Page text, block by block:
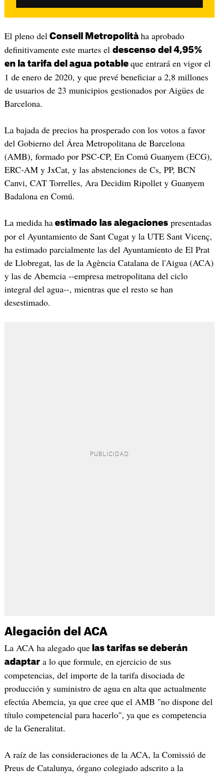
El pleno del Consell Metropolità ha aprobado
definitivamente este martes el descenso del 4,95%
en la tarifa del agua potable que entrará en vigor el
1 de enero de 2020, y que prevé beneficiar a 2,8 millones
de usuarios de 23 municipios gestionados por Aigües de
Barcelona.
La bajada de precios ha prosperado con los votos a favor
del Gobierno del Área Metropolitana de Barcelona
(AMB), formado por PSC-CP, En Comú Guanyem (ECG),
ERC-AM y JxCat, y las abstenciones de Cs, PP, BCN
Canvi, CAT Torrelles, Ara Decidim Ripollet y Guanyem
Badalona en Comú.
La medida ha estimado las alegacionespresentadas
por el Ayuntamiento de Sant Cugat y la UTE Sant Vicenç,
ha estimado parcialmente las del Ayuntamiento de El Prat
de Llobregat, las de la Agència Catalana de l'Aigua (ACA)
y las de Abemcia --empresa metropolitana del ciclo
integral del agua--, mientras que el resto se han
desestimado.
Alegación del ACA
La ACA ha alegado quelas tarifas se deberán
adaptara lo que formule, en ejercicio de sus
competencias, del importe de la tarifa disociada de
producción y suministro de agua en alta que actualmente
efectúa Abemcia, ya que cree que el AMB "no dispone del
título competencial para hacerlo", ya que es competencia
de la Generalitat.
A raíz de las consideraciones de la ACA, la Comissió de
Preus de Catalunya, órgano colegiado adscrito a la